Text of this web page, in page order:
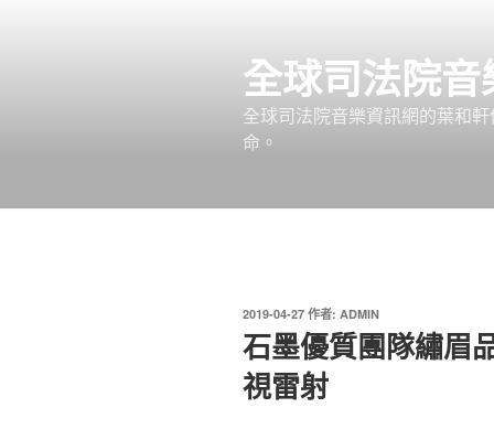
全球司法院
全球司法院音樂資訊網的葉和
命。
發
佈
於
2019-04-27 作者: ADMIN
石墨優質團隊繡眉
視雷射